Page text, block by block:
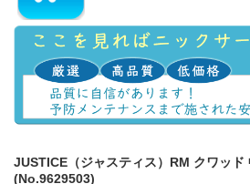
JUSTICE（ジャスティス）RM クワッ
(No.9629503)